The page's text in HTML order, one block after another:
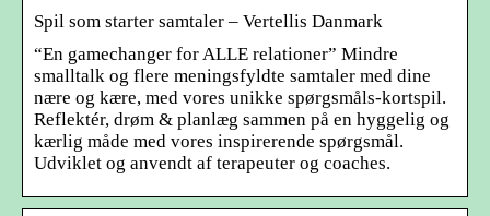
Spil som starter samtaler – Vertellis Danmark
“En gamechanger for ALLE relationer” Mindre
smalltalk og flere meningsfyldte samtaler med dine
nære og kære, med vores unikke spørgsmåls-kortspil.
Reflektér, drøm & planlæg sammen på en hyggelig og
kærlig måde med vores inspirerende spørgsmål.
Udviklet og anvendt af terapeuter og coaches.